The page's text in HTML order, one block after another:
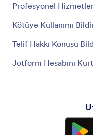
Profesyonel Hizmetler
Kötüye Kullanımı
Telif Hakkı Konusu
Jotform Hesabını